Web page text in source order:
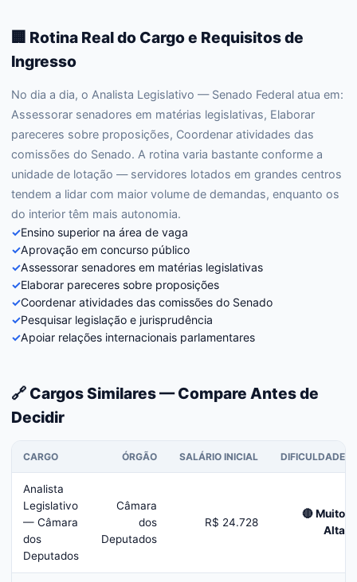
🏢 Rotina Real do Cargo e Requisitos de
Ingresso
No dia a dia, o Analista Legislativo — Senado Federal atua em:
Assessorar senadores em matérias legislativas, Elaborar
pareceres sobre proposições, Coordenar atividades das
comissões do Senado. A rotina varia bastante conforme a
unidade de lotação — servidores lotados em grandes centros
tendem a lidar com maior volume de demandas, enquanto os
do interior têm mais autonomia.
✓Ensino superior na área de vaga
✓Aprovação em concurso público
✓Assessorar senadores em matérias legislativas
✓Elaborar pareceres sobre proposições
✓Coordenar atividades das comissões do Senado
✓Pesquisar legislação e jurisprudência
✓Apoiar relações internacionais parlamentares
🔗 Cargos Similares — Compare Antes de
Decidir
CARGO ÓRGÃO SALÁRIO INICIAL DIFICULDADE
Analista
Legislativo
— Câmara
dos
Deputados
Câmara
dos
Deputados
R$ 24.728
🔴 Muito
Alta